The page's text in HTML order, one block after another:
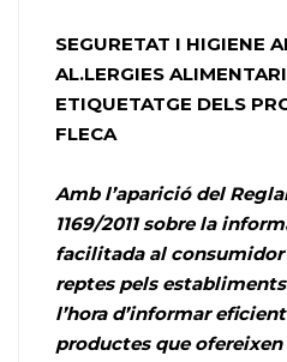
SEGURETAT I HIGIENE
AL.LERGIES
ETIQUETATGE DELS
FLECA
Amb l’aparició del
1169/2011 sobre la
facilitada al
reptes pels
l’hora d’informar
productes que ofereixen